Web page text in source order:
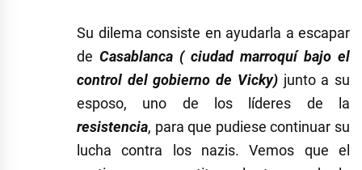
Su dilema consiste en ayudarla a escapar
de Casablanca ( ciudad marroquí bajo el
control del gobierno de Vicky)junto a su
esposo, uno de los líderes de la
resistencia, para que pudiese continuar su
lucha contra los nazis. Vemos que el